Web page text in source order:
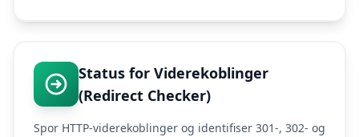
Status for Viderekoblinger
(Redirect Checker)
Spor HTTP-viderekoblinger og identifiser 301-, 302- og